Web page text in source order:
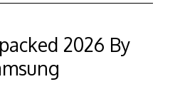
2026 By